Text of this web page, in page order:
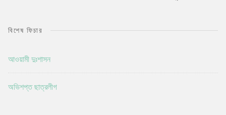
বিশেষ ফিচার
আওয়ামী দুঃশাসন
অভিশপ্ত ছাত্রলীগ